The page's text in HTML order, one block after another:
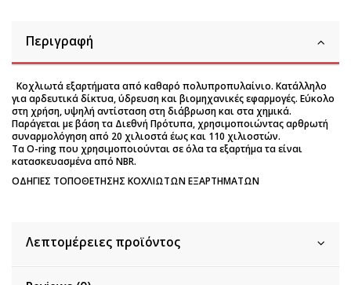
Περιγραφή
Κοχλιωτά εξαρτήματα από καθαρό πολυπροπυλαίνιο. Κατάλληλο
για αρδευτικά δίκτυα, ύδρευση και βιομηχανικές εφαρμογές. Εύκολο
στη χρήση, υψηλή αντίσταση στη διάβρωση και στα χημικά.
Παράγεται με βάση τα Διεθνή Πρότυπα, χρησιμοποιώντας αρθρωτή
συναρμολόγηση από 20 χιλιοστά έως και 110 χιλιοστών.
Τα O-ring που χρησιμοποιούνται σε όλα τα εξαρτήμα τα είναι
κατασκευασμένα από NBR.
ΟΔΗΓΙΕΣ ΤΟΠΟΘΕΤΗΣΗΣ ΚΟΧΛΙΩΤΩΝ ΕΞΑΡΤΗΜΑΤΩΝ
Λεπτομέρειες προϊόντος